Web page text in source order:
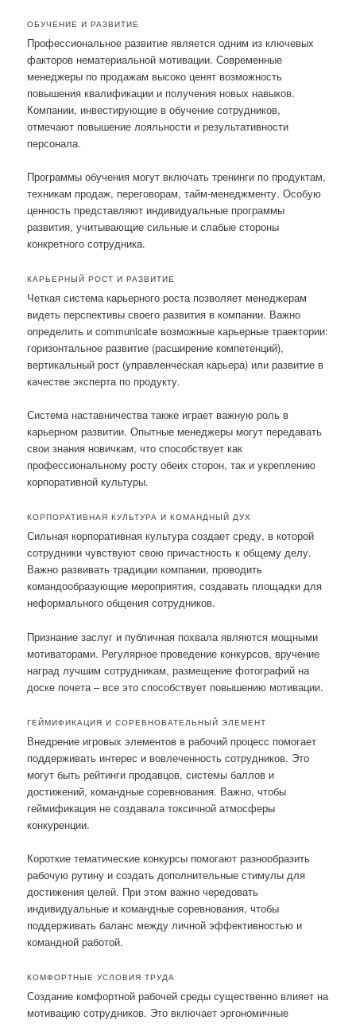
ОБУЧЕНИЕ И РАЗВИТИЕ
Профессиональное развитие является одним из ключевых
факторов нематериальной мотивации. Современные
менеджеры по продажам высоко ценят возможность
повышения квалификации и получения новых навыков.
Компании, инвестирующие в обучение сотрудников,
отмечают повышение лояльности и результативности
персонала.
Программы обучения могут включать тренинги по продуктам,
техникам продаж, переговорам, тайм-менеджменту. Особую
ценность представляют индивидуальные программы
развития, учитывающие сильные и слабые стороны
конкретного сотрудника.
КАРЬЕРНЫЙ РОСТ И РАЗВИТИЕ
Четкая система карьерного роста позволяет менеджерам
видеть перспективы своего развития в компании. Важно
определить и communicate возможные карьерные траектории:
горизонтальное развитие (расширение компетенций),
вертикальный рост (управленческая карьера) или развитие в
качестве эксперта по продукту.
Система наставничества также играет важную роль в
карьерном развитии. Опытные менеджеры могут передавать
свои знания новичкам, что способствует как
профессиональному росту обеих сторон, так и укреплению
корпоративной культуры.
КОРПОРАТИВНАЯ КУЛЬТУРА И КОМАНДНЫЙ ДУХ
Сильная корпоративная культура создает среду, в которой
сотрудники чувствуют свою причастность к общему делу.
Важно развивать традиции компании, проводить
командообразующие мероприятия, создавать площадки для
неформального общения сотрудников.
Признание заслуг и публичная похвала являются мощными
мотиваторами. Регулярное проведение конкурсов, вручение
наград лучшим сотрудникам, размещение фотографий на
доске почета – все это способствует повышению мотивации.
ГЕЙМИФИКАЦИЯ И СОРЕВНОВАТЕЛЬНЫЙ ЭЛЕМЕНТ
Внедрение игровых элементов в рабочий процесс помогает
поддерживать интерес и вовлеченность сотрудников. Это
могут быть рейтинги продавцов, системы баллов и
достижений, командные соревнования. Важно, чтобы
геймификация не создавала токсичной атмосферы
конкуренции.
Короткие тематические конкурсы помогают разнообразить
рабочую рутину и создать дополнительные стимулы для
достижения целей. При этом важно чередовать
индивидуальные и командные соревнования, чтобы
поддерживать баланс между личной эффективностью и
командной работой.
КОМФОРТНЫЕ УСЛОВИЯ ТРУДА
Создание комфортной рабочей среды существенно влияет на
мотивацию сотрудников. Это включает эргономичные